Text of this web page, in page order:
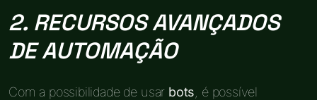
2. RECURSOS AVANÇADOS
DE AUTOMAÇÃO
Com a possibilidade de usar bots , é possível